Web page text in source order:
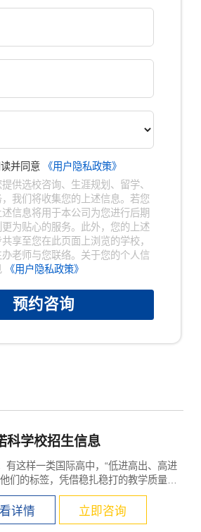
并同意
《用户隐私政策》
供选校咨询、生涯规划、留学、
我们将收集您的上述信息。若您
信息将用于本公司为您进行后期
更为贴心的服务。此外，您的上述
享至您在此页面上浏览的学校，
办老师与您联络。关于您的个人信
《用户隐私政策》
预约咨询
科学校招生信息
有这样一类国际高中，“低进高出、高进
们的标签，凭借稳扎稳打的教学质量、
详情 立即咨询